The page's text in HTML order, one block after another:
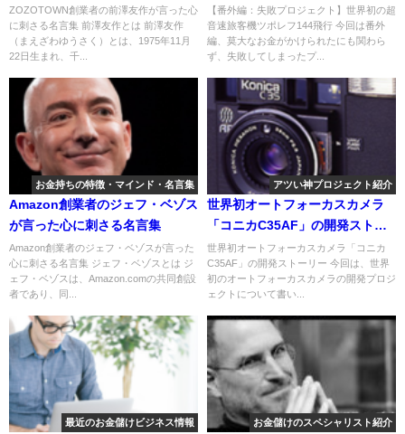
ZOZOTOWN創業者の前澤友作が言った心
に刺さる名言集 前澤友作とは 前澤友作
（まえざわゆうさく）とは、1975年11月
22日生まれ、千...
144飛行
【番外編：失敗プロジェクト】世界初の超
音速旅客機ツポレフ144飛行 今回は番外
編、莫大なお金がかけられたにも関わら
ず、失敗してしまったプ...
お金持ちの特徴・マインド・名言集
Amazon創業者のジェフ・ベゾス
が言った心に刺さる名言集
Amazon創業者のジェフ・ベゾスが言った
心に刺さる名言集 ジェフ・ベゾスとは ジ
ェフ・ベゾスは、Amazon.comの共同創設
者であり、同...
アツい神プロジェクト紹介
世界初オートフォーカスカメラ
「コニカC35AF」の開発ストー
リー
世界初オートフォーカスカメラ「コニカ
C35AF」の開発ストーリー 今回は、世界
初のオートフォーカスカメラの開発プロジ
ェクトについて書い...
最近のお金儲けビジネス情報 お金儲けのスペシャリスト紹介